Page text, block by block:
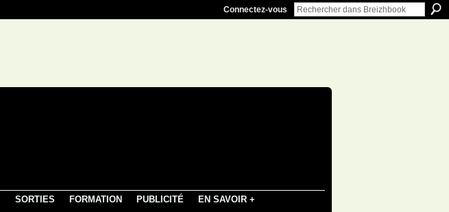
Connectez-vous
SORTIES FORMATION PUBLICITÉ
EN SAVOIR +